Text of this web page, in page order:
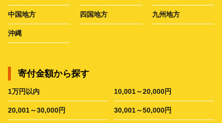
中国地方 四国地方 九州地方
沖縄
寄付金額から探す
1万円以内 10,001～20,000円
20,001～30,000円 30,001～50,000円